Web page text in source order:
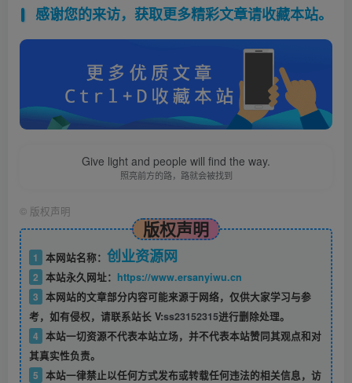
感谢您的来访，获取更多精彩文章请收藏本站。
Give light and people will find the way.
照亮前方的路，路就会被找到
© 版权声明
版权声明
1 本网站名称： 创业资源网
2 本站永久网址： https://www.ersanyiwu.cn
3 本网站的文章部分内容可能来源于网络，仅供大家学习与参
考，如有侵权，请联系站长 V:ss23152315进行删除处理。
4 本站一切资源不代表本站立场，并不代表本站赞同其观点和对
其真实性负责。
5 本站一律禁止以任何方式发布或转载任何违法的相关信息，访